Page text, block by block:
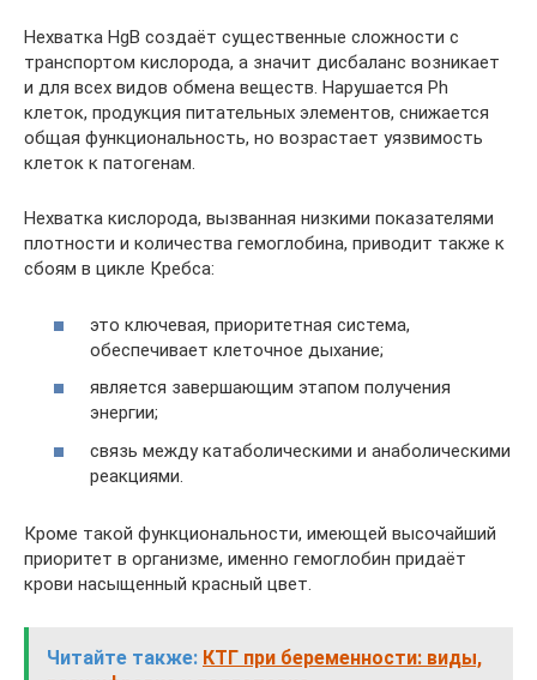
Нехватка HgB создаёт существенные сложности с
транспортом кислорода, а значит дисбаланс возникает
и для всех видов обмена веществ. Нарушается Ph
клеток, продукция питательных элементов, снижается
общая функциональность, но возрастает уязвимость
клеток к патогенам.
Нехватка кислорода, вызванная низкими показателями
плотности и количества гемоглобина, приводит также к
сбоям в цикле Кребса:
это ключевая, приоритетная система,
обеспечивает клеточное дыхание;
является завершающим этапом получения
энергии;
связь между катаболическими и анаболическими
реакциями.
Кроме такой функциональности, имеющей высочайший
приоритет в организме, именно гемоглобин придаёт
крови насыщенный красный цвет.
Читайте также: КТГ при беременности: виды,